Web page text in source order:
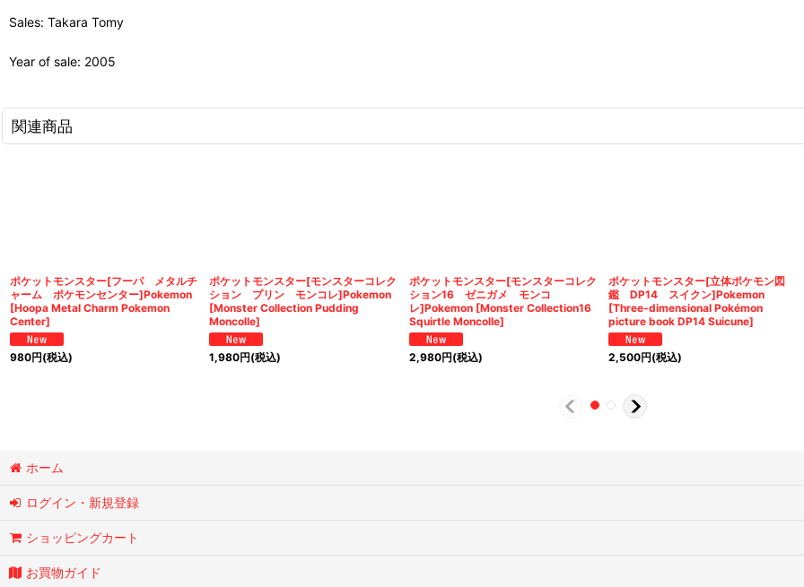
Sales: Takara Tomy
Year of sale: 2005
関連商品
ポケットモンスター[フーパ メタルチ
ャーム ポケモンセンター]Pokemon
[Hoopa Metal Charm Pokemon
Center]
980円(税込)
ポケットモンスター[モンスターコレク
ション プリン モンコレ]Pokemon
[Monster Collection Pudding
Moncolle]
1,980円(税込)
ポケットモンスター[モンスターコレク
ション16 ゼニガメ モンコ
レ]Pokemon [Monster Collection16
Squirtle Moncolle]
2,980円(税込)
ポケットモンスター[立体ポケモン図
鑑 DP14 スイクン]Pokemon
[Three-dimensional Pokémon
picture book DP14 Suicune]
2,500円(税込)
ホーム
ログイン・新規登録
ショッピングカート
お買物ガイド